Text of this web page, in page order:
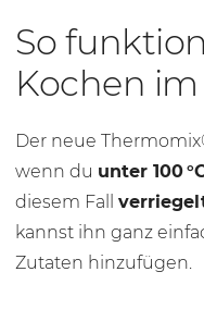
So
Kochen im
Der neue
wenn du unter 100
diesem Fall
kannst ihn ganz
Zutaten hinzufügen.